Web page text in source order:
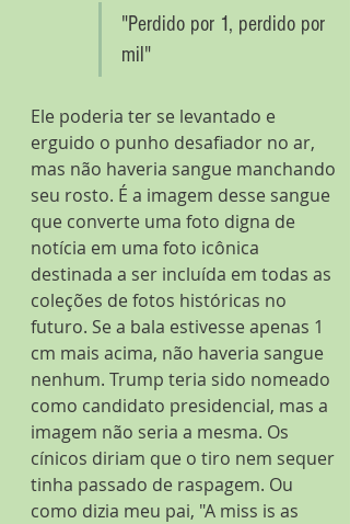
"Perdido por 1, perdido por
mil"
Ele poderia ter se levantado e
erguido o punho desafiador no ar,
mas não haveria sangue manchando
seu rosto. É a imagem desse sangue
que converte uma foto digna de
notícia em uma foto icônica
destinada a ser incluída em todas as
coleções de fotos históricas no
futuro. Se a bala estivesse apenas 1
cm mais acima, não haveria sangue
nenhum. Trump teria sido nomeado
como candidato presidencial, mas a
imagem não seria a mesma. Os
cínicos diriam que o tiro nem sequer
tinha passado de raspagem. Ou
como dizia meu pai, "A miss is as